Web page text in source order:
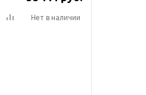
Нет в наличии